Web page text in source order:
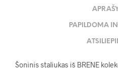
PAPILDOMA
Šoninis staliukas iš BRENE